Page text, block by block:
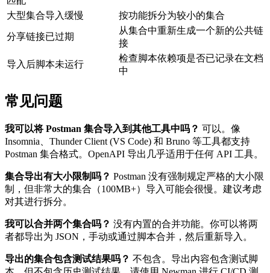
大型集合导入缓慢
按功能拆分为较小的集合
分享链接已过期
从集合中重新生成一个新的公共链
接
导入后脚本未运行
检查脚本依赖项是否已记录在文档
中
常见问题
我可以将 Postman 集合导入到其他工具中吗？ 可以。像
Insomnia、Thunder Client (VS Code) 和 Bruno 等工具都支持
Postman 集合格式。OpenAPI 导出几乎适用于任何 API 工具。
集合导出有大小限制吗？ Postman 没有强制规定严格的大小限
制，但非常大的集合（100MB+）导入可能会很慢。建议考虑
对其进行拆分。
我可以合并两个集合吗？ 没有内置的合并功能。你可以将两
者都导出为 JSON，手动或通过脚本合并，然后重新导入。
导出的集合包含测试结果吗？ 不包含。导出内容包含测试脚